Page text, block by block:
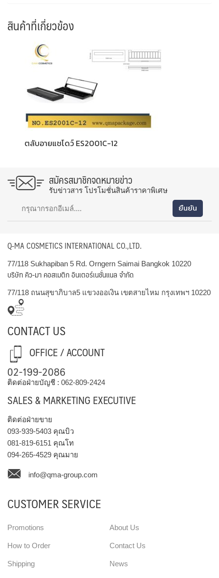
สินค้าที่เกี่ยวข้อง
ตลับอายแชโดว์ ES2001C-12
สมัครสมาชิกจดหมายข่าว
รับข่าวสาร โปรโมชั่นสินค้าราคาพิเศษ
Q-MA COSMETICS INTERNATIONAL CO.,LTD.
77/118 Sukhapiban 5 Rd. Orngern Saimai Bangkok 10220
บริษัท คิว-มา คอสเมติก อินเตอร์เนชั่นแนล จำกัด
77/118 ถนนสุขาภิบาล5 แขวงออเงิน เขตสายไหม กรุงเทพฯ 10220
CONTACT US
OFFICE / ACCOUNT
02-199-2086
ติดต่อฝ่ายบัญชี : 062-809-2424
SALES & MARKETING EXECUTIVE
ติดต่อฝ่ายขาย
093-939-5403 คุณบิว
081-819-6151 คุณโท
094-265-4529 คุณมาย
info@qma-group.com
CUSTOMER SERVICE
Promotions
How to Order
Shipping
About Us
Contact Us
News